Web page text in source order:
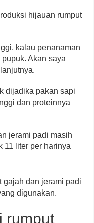
hijauan rumput
kalau penanaman
Akan saya
dijadika pakan sapi
dan proteinnya
jerami padi masih
11 liter per harinya
gajah dan jerami padi
digunakan.
rumput